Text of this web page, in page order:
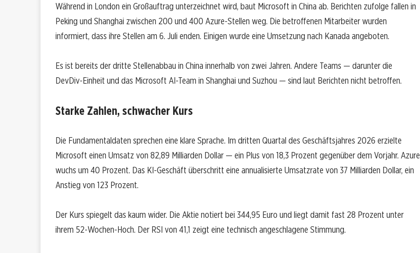
Während in London ein Großauftrag unterzeichnet wird, baut Microsoft in China ab. Berichten zufolge fallen in
Peking und Shanghai zwischen 200 und 400 Azure-Stellen weg. Die betroffenen Mitarbeiter wurden
informiert, dass ihre Stellen am 6. Juli enden. Einigen wurde eine Umsetzung nach Kanada angeboten.
Es ist bereits der dritte Stellenabbau in China innerhalb von zwei Jahren. Andere Teams — darunter die
DevDiv-Einheit und das Microsoft AI-Team in Shanghai und Suzhou — sind laut Berichten nicht betroffen.
Starke Zahlen, schwacher Kurs
Die Fundamentaldaten sprechen eine klare Sprache. Im dritten Quartal des Geschäftsjahres 2026 erzielte
Microsoft einen Umsatz von 82,89 Milliarden Dollar — ein Plus von 18,3 Prozent gegenüber dem Vorjahr. Azure
wuchs um 40 Prozent. Das KI-Geschäft überschritt eine annualisierte Umsatzrate von 37 Milliarden Dollar, ein
Anstieg von 123 Prozent.
Der Kurs spiegelt das kaum wider. Die Aktie notiert bei 344,95 Euro und liegt damit fast 28 Prozent unter
ihrem 52-Wochen-Hoch. Der RSI von 41,1 zeigt eine technisch angeschlagene Stimmung.